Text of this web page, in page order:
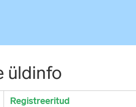
üldinfo
Registreeritud